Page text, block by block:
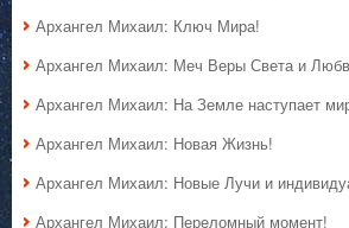
Архангел Михаил: Ключ Мира!
Архангел Михаил: Меч Веры Света и
Архангел Михаил: На Земле наступает
Архангел Михаил: Новая Жизнь!
Архангел Михаил: Новые Лучи и
Архангел Михаил: Переломный момент!